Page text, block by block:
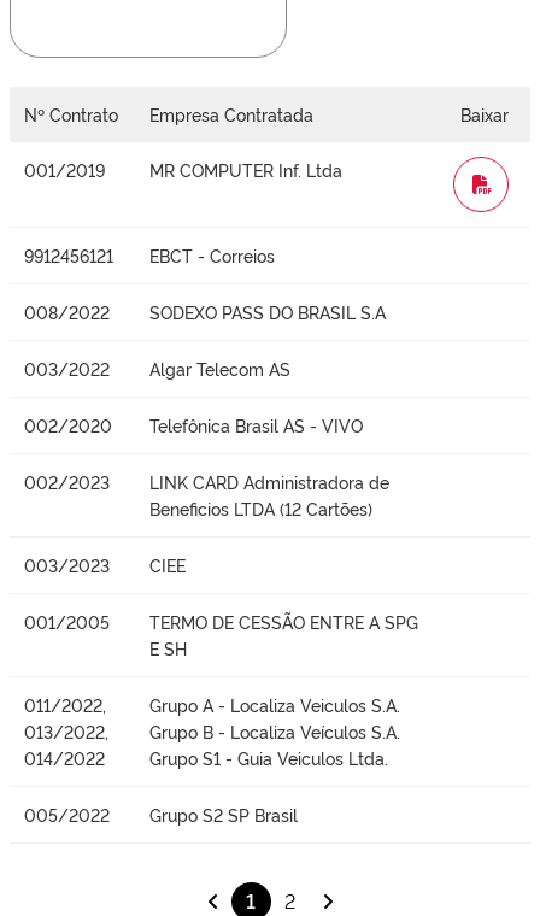
Nº Contrato Empresa Contratada Baixar
001/2019 MR COMPUTER Inf. Ltda
WORD
9912456121 EBCT - Correios
008/2022 SODEXO PASS DO BRASIL S.A
003/2022 Algar Telecom AS
002/2020 Telefônica Brasil AS - VIVO
002/2023
LINK CARD Administradora de
Beneficios LTDA (12 Cartões)
003/2023 CIEE
001/2005
TERMO DE CESSÃO ENTRE A SPG
E SH
011/2022,
013/2022,
014/2022
Grupo A - Localiza Veiculos S.A.
Grupo B - Localiza Veículos S.A.
Grupo S1 - Guia Veiculos Ltda.
005/2022 Grupo S2 SP Brasil
1 2